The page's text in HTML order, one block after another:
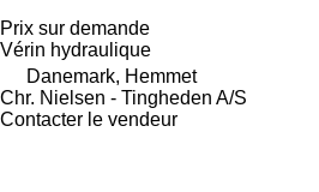
Prix sur demande
Vérin hydraulique
Danemark, Hemmet
Chr. Nielsen - Tingheden A/S
Contacter le vendeur